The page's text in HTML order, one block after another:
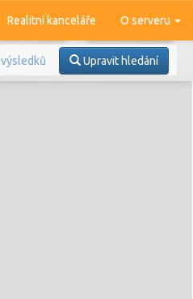
Realitní kanceláře O serveru
výsledků Upravit hledání